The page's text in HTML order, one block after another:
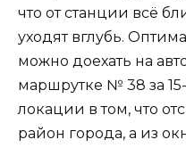
что от станции всё
уходят вглубь.
можно доехать на
маршрутке № 38 за
локации в том, что
район города, а из